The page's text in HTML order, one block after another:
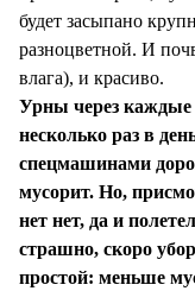
будет засыпано
разноцветной. И
влага), и красиво.
Урны через каждые
несколько раз в
спецмашинами
мусорит. Но,
нет нет, да и
страшно, скоро
простой: меньше